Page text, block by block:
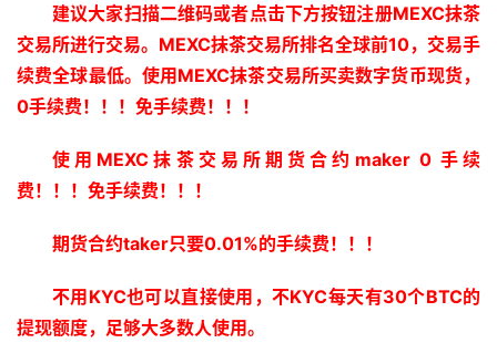
建议大家扫描二维码或者点击下方按钮注册MEXC抹茶
交易所进行交易。MEXC抹茶交易所排名全球前10，交易手
续费全球最低。使用MEXC抹茶交易所买卖数字货币现货，
0手续费！！！免手续费！！！
使用MEXC抹茶交易所期货合约maker 0 手续
费！！！免手续费！！！
期货合约taker只要0.01%的手续费！！！
不用KYC也可以直接使用，不KYC每天有30个BTC的
提现额度，足够大多数人使用。